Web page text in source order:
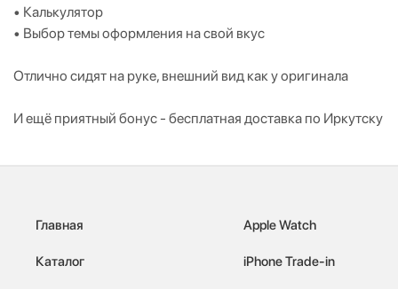
• Калькулятор
• Выбор темы оформления на свой вкус
Отлично сидят на руке, внешний вид как у оригинала
И ещё приятный бонус - бесплатная доставка по Иркутску
Главная
Каталог
Apple Watch
iPhone Trade-in